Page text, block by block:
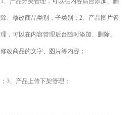
除、修改商品类别，子类别；2、产品图片管
理，可以在内容管理后台随时添加、删除、
修改商品的文字、图片等内容；
；3、产品上传下架管理；